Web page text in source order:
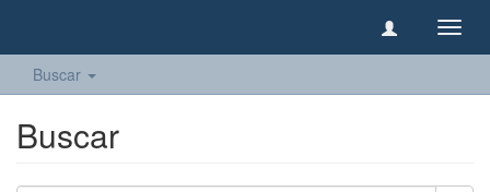
Buscar
Buscar